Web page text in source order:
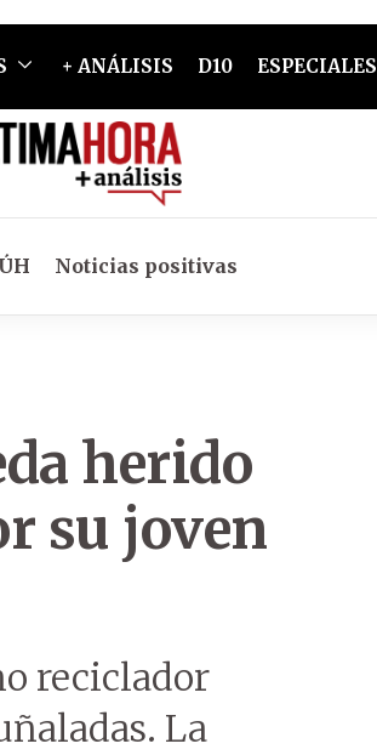
+ ANÁLISIS D10 ESPECIALES
Noticias positivas
herido
su joven
reciclador
La